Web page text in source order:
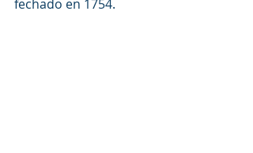
fechado en 1754.